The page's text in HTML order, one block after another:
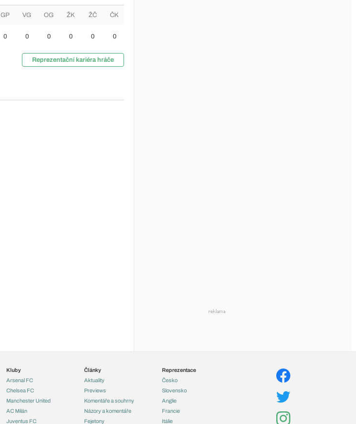
GP VG OG ŽK ŽČ ČK
0 0 0 0 0 0
Reprezentační kariéra hráče
Kluby
Arsenal FC
Chelsea FC
Manchester United
AC Milán
Juventus FC
Články
Aktuality
Previews
Komentáře a souhrny
Názory a komentáře
Fejetony
Reprezentace
Česko
Slovensko
Anglie
Francie
Itálie